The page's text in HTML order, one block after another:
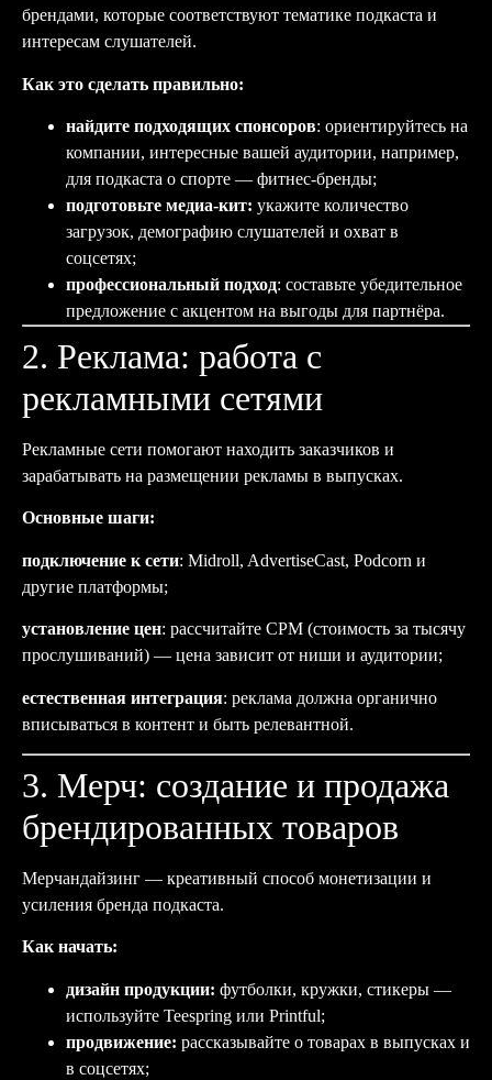
брендами, которые соответствуют тематике подкаста и
интересам слушателей.
Как это сделать правильно:
найдите подходящих спонсоров: ориентируйтесь на
компании, интересные вашей аудитории, например,
для подкаста о спорте — фитнес-бренды;
подготовьте медиа-кит: укажите количество
загрузок, демографию слушателей и охват в
соцсетях;
профессиональный подход: составьте убедительное
предложение с акцентом на выгоды для партнёра.
2. Реклама: работа с
рекламными сетями
Рекламные сети помогают находить заказчиков и
зарабатывать на размещении рекламы в выпусках.
Основные шаги:
подключение к сети: Midroll, AdvertiseCast, Podcorn и
другие платформы;
установление цен: рассчитайте CPM (стоимость за тысячу
прослушиваний) — цена зависит от ниши и аудитории;
естественная интеграция: реклама должна органично
вписываться в контент и быть релевантной.
3. Мерч: создание и продажа
брендированных товаров
Мерчандайзинг — креативный способ монетизации и
усиления бренда подкаста.
Как начать:
дизайн продукции: футболки, кружки, стикеры —
используйте Teespring или Printful;
продвижение: рассказывайте о товарах в выпусках и
в соцсетях;